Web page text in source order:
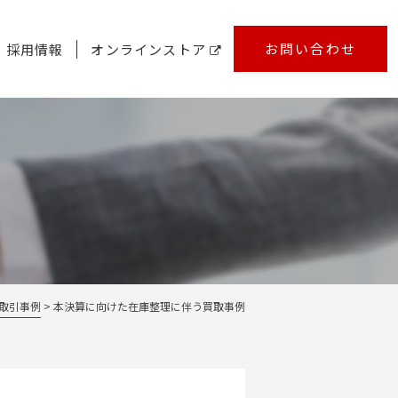
採用情報 オンラインストア お問い合わせ
引事例 本決算に向けた在庫整理に伴う買取事例